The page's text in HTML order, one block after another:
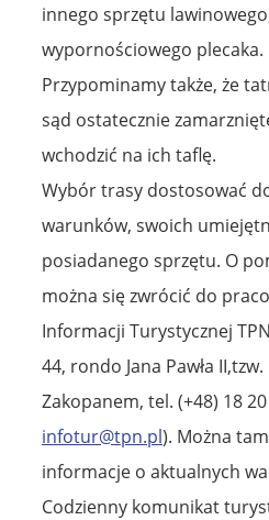
innego sprzętu
wypornościowego plecaka.
Przypominamy także, że
sąd ostatecznie
wchodzić na ich taflę.
Wybór trasy dostosować
warunków, swoich
posiadanego sprzętu. O
można się zwrócić do
Informacji Turystycznej
44, rondo Jana Pawła
Zakopanem, tel. (+48) 18
infotur@tpn.pl). Można
informacje o aktualnych
Codzienny komunikat